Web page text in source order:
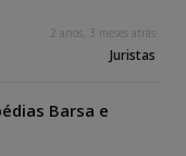
2 anos, 3 meses atrás
Juristas
Barsa e